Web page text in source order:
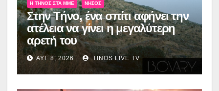
Η ΤΉΝΟΣ ΣΤΑ ΜΜΕ ΝΉΣΟΣ
Στην Τήνο, ένα σπίτι αφήνει την
ατέλεια να γίνει η μεγαλύτερη
αρετή του
ΑΥΓ 8, 2026 TINOS LIVE TV